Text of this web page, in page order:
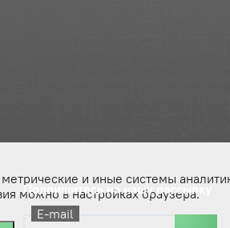
Подпишитесь на нашу рассылку
E-mail
и иные системы
можно в настройках браузера.